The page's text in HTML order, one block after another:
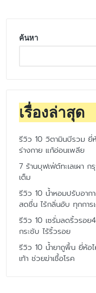
ค้นหา
เรื่องล่าสุด
รีวิว 10 วิตามินบีรวม
ร่างกาย แก้อ่อนเพลีย
7 ร้านบุฟเฟ่ต์ทะเลเผา
เต็ม
รีวิว 10 น้ำหอมปรับอา
สดชื่น ไร้กลิ่นอับ ทุกการ
รีวิว 10 เซรั่มลดริ้วรอ
กระชับ ไร้ริ้วรอย
รีวิว 10 น้ำยาถูพื้น ยี่ห้อ
เท้า ช่วยฆ่าเชื้อโรค